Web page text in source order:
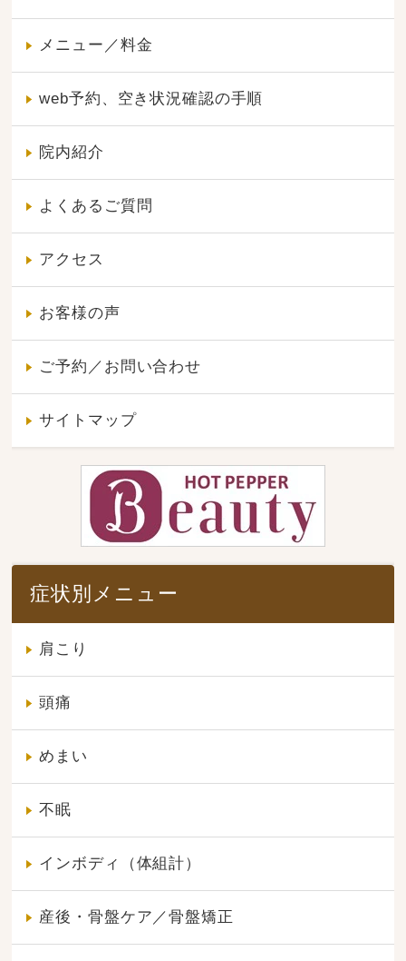
メニュー／料金
web予約、空き状況確認の手順
院内紹介
よくあるご質問
アクセス
お客様の声
ご予約／お問い合わせ
サイトマップ
症状別メニュー
肩こり
頭痛
めまい
不眠
インボディ（体組計）
産後・骨盤ケア／骨盤矯正